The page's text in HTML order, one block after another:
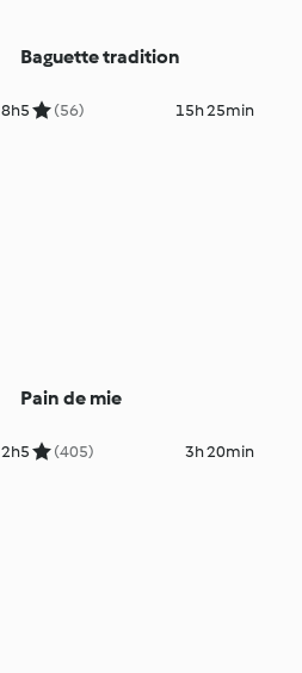
8h
Baguette tradition
5 (56) 15h 25min
2h
Pain de mie
5 (405) 3h 20min